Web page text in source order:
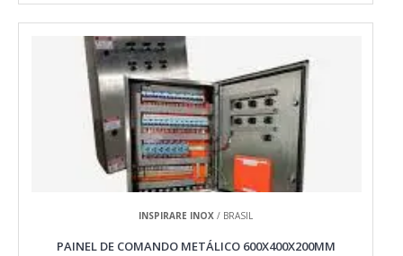
INSPIRARE INOX / BRASIL
PAINEL DE COMANDO METÁLICO 600X400X200MM